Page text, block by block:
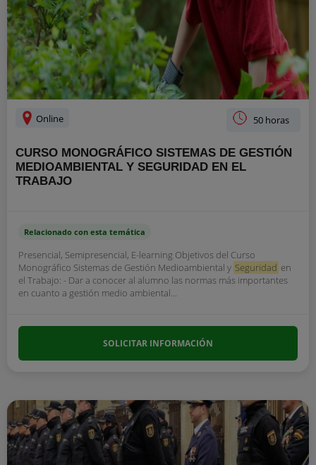
Online 50 horas
CURSO MONOGRÁFICO SISTEMAS DE GESTIÓN
MEDIOAMBIENTAL Y SEGURIDAD EN EL
TRABAJO
Relacionado con esta temática
Presencial, Semipresencial, E-learning Objetivos del Curso
Monográfico Sistemas de Gestión Medioambiental y Seguridad en
el Trabajo: - Dar a conocer al alumno las normas más importantes
en cuanto a gestión medio ambiental...
SOLICITAR INFORMACIÓN